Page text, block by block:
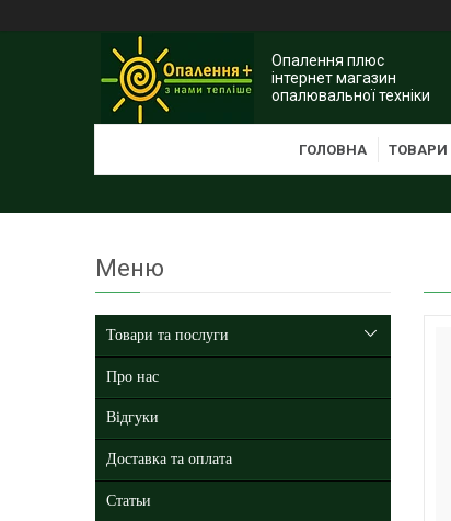
Опалення плюс
інтернет магазин
опалювальної техніки
ГОЛОВНА ТОВАРИ
Товари та послуги
Про нас
Відгуки
Доставка та оплата
Статьи